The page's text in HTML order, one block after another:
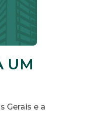
UM
Gerais e a